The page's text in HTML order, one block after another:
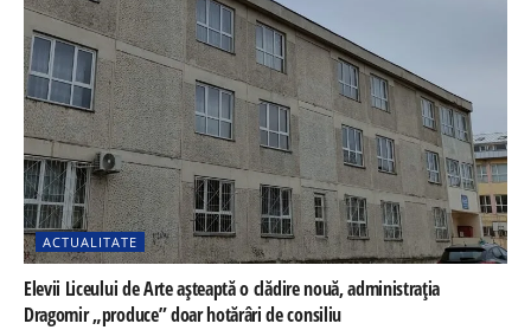
ACTUALITATE
Elevii Liceului de Arte așteaptă o clădire nouă, administrația
Dragomir „produce” doar hotărâri de consiliu